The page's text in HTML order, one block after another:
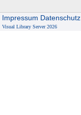
Impressum Datenschutz
Visual Library Server 2026